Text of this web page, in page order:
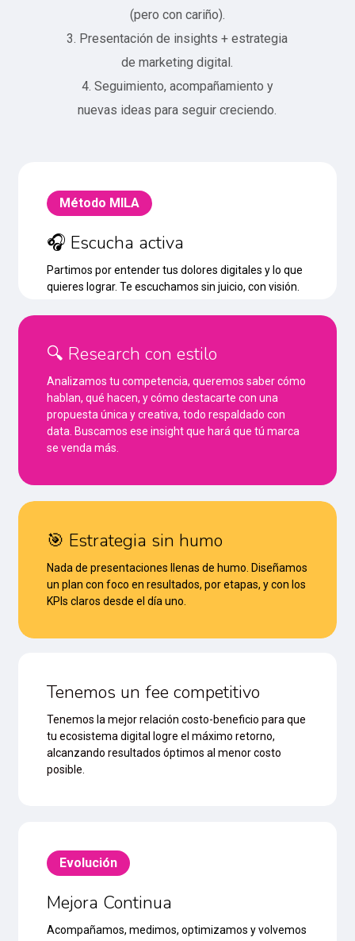
(pero con cariño).
3. Presentación de insights + estrategia
de marketing digital.
4. Seguimiento, acompañamiento y
nuevas ideas para seguir creciendo.
Método MILA
🎧 Escucha activa
Partimos por entender tus dolores digitales y lo que
quieres lograr. Te escuchamos sin juicio, con visión.
🔍 Research con estilo
Analizamos tu competencia, queremos saber cómo
hablan, qué hacen, y cómo destacarte con una
propuesta única y creativa, todo respaldado con
data. Buscamos ese insight que hará que tú marca
se venda más.
🎯 Estrategia sin humo
Nada de presentaciones llenas de humo. Diseñamos
un plan con foco en resultados, por etapas, y con los
KPIs claros desde el día uno.
Tenemos un fee competitivo
Tenemos la mejor relación costo-beneficio para que
tu ecosistema digital logre el máximo retorno,
alcanzando resultados óptimos al menor costo
posible.
Evolución
Mejora Continua
Acompañamos, medimos, optimizamos y volvemos